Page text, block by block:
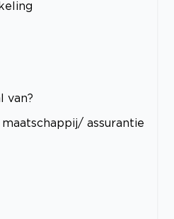
van?
assurantie